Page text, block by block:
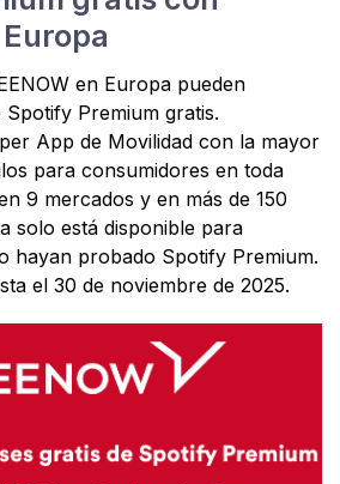
en Europa pueden
Premium gratis.
App de Movilidad con la mayor
para consumidores en toda
9 mercados y en más de 150
solo está disponible para
hayan probado Spotify Premium.
el 30 de noviembre de 2025.